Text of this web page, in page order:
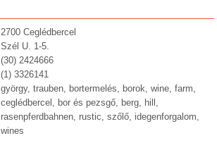
2700 Ceglédbercel
Szél U. 1-5.
(30) 2424666
(1) 3326141
györgy, trauben, bortermelés, borok, wine, farm,
ceglédbercel, bor és pezsgő, berg, hill,
rasenpferdbahnen, rustic, szőlő, idegenforgalom,
wines